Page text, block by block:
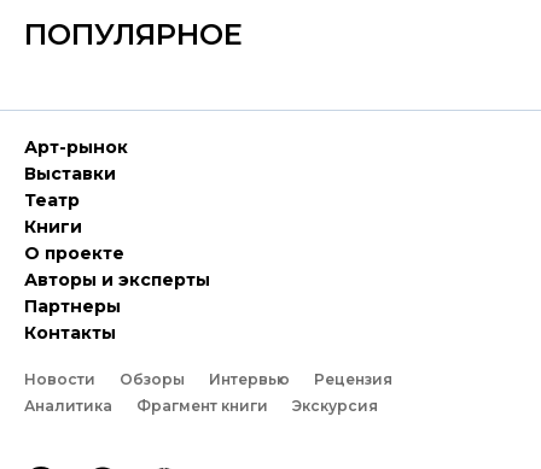
ПОПУЛЯРНОЕ
Арт-рынок
Выставки
Театр
Книги
О проекте
Авторы и эксперты
Партнеры
Контакты
Новости Обзоры Интервью
Рецензия
Аналитика
Фрагмент книги Экскурсия